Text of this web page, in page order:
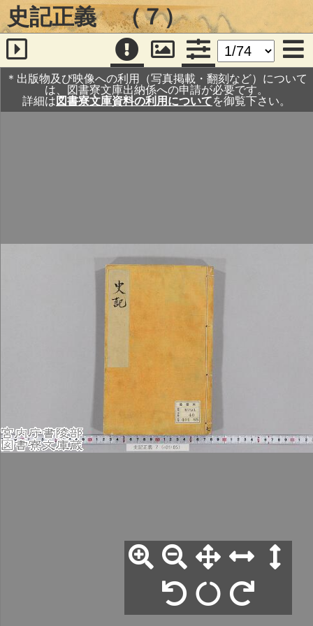
史記正義 （７）
＊出版物及び映像への利用（写真掲載・翻刻など）について
は、図書寮文庫出納係への申請が必要です。
詳細は 図書寮文庫資料の利用についてを御覧下さい。